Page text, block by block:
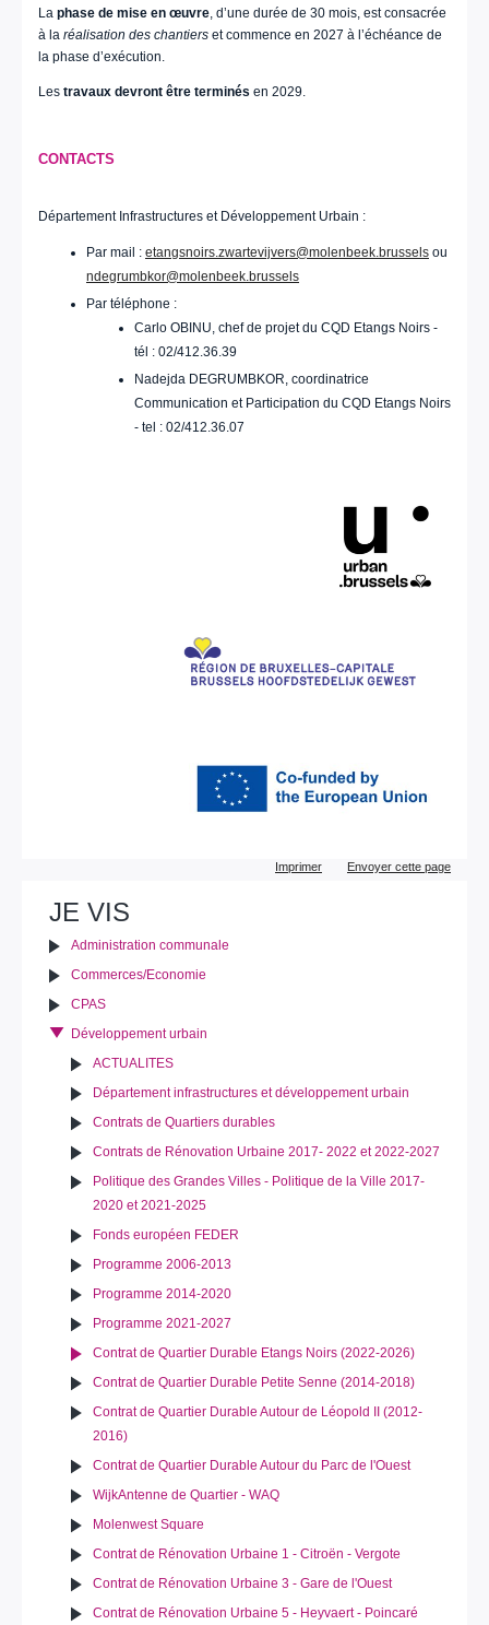
La phase de mise en œuvre, d’une durée de 30 mois, est consacrée
à la réalisation des chantiers et commence en 2027 à l’échéance de
la phase d’exécution.
Les travaux devront être terminés en 2029.
CONTACTS
Département Infrastructures et Développement Urbain :
Par mail : etangsnoirs.zwartevijvers@molenbeek.brussels ou
ndegrumbkor@molenbeek.brussels
Par téléphone :
Carlo OBINU, chef de projet du CQD Etangs Noirs -
tél : 02/412.36.39
Nadejda DEGRUMBKOR, coordinatrice
Communication et Participation du CQD Etangs Noirs
- tel : 02/412.36.07
Imprimer Envoyer cette page
JE VIS
Administration communale
Commerces/Economie
CPAS
Développement urbain
ACTUALITES
Département infrastructures et développement urbain
Contrats de Quartiers durables
Contrats de Rénovation Urbaine 2017- 2022 et 2022-2027
Politique des Grandes Villes - Politique de la Ville 2017-
2020 et 2021-2025
Fonds européen FEDER
Programme 2006-2013
Programme 2014-2020
Programme 2021-2027
Contrat de Quartier Durable Etangs Noirs (2022-2026)
Contrat de Quartier Durable Petite Senne (2014-2018)
Contrat de Quartier Durable Autour de Léopold II (2012-
2016)
Contrat de Quartier Durable Autour du Parc de l'Ouest
WijkAntenne de Quartier - WAQ
Molenwest Square
Contrat de Rénovation Urbaine 1 - Citroën - Vergote
Contrat de Rénovation Urbaine 3 - Gare de l'Ouest
Contrat de Rénovation Urbaine 5 - Heyvaert - Poincaré